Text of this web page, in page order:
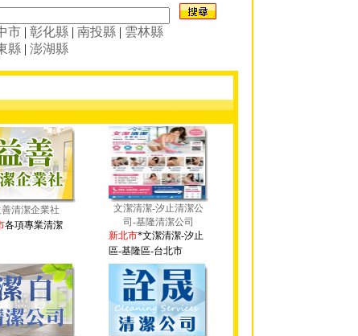
市 | 彰化縣 | 南投縣 | 雲林縣
縣 | 澎湖縣
清潔企業社
各項專業清潔
文潔清潔-汐止清潔公
司-基隆清潔公司
新北市*文潔清潔-汐止
區-基隆區-台北市